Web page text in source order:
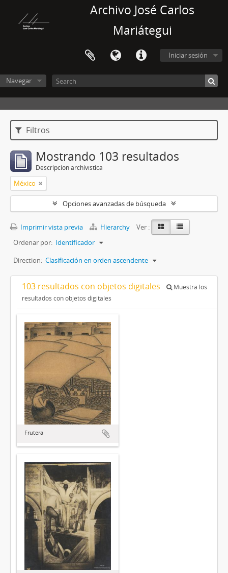
Archivo José Carlos
Mariátegui
Iniciar sesión
Navegar
Filtros
Mostrando 103 resultados
Descripción archivística
México
Opciones avanzadas de búsqueda
Imprimir vista previa Hierarchy
Ver :
Ordenar por: Identificador
Direction: Clasificación en orden ascendente
103 resultados con objetos digitales
Muestra los
resultados con objetos digitales
Frutera